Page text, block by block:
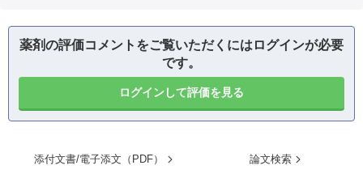
薬剤の評価コメントをご覧いただくにはログインが必要
です。
ログインして評価を見る
添付文書/電子添文（PDF） 論文検索